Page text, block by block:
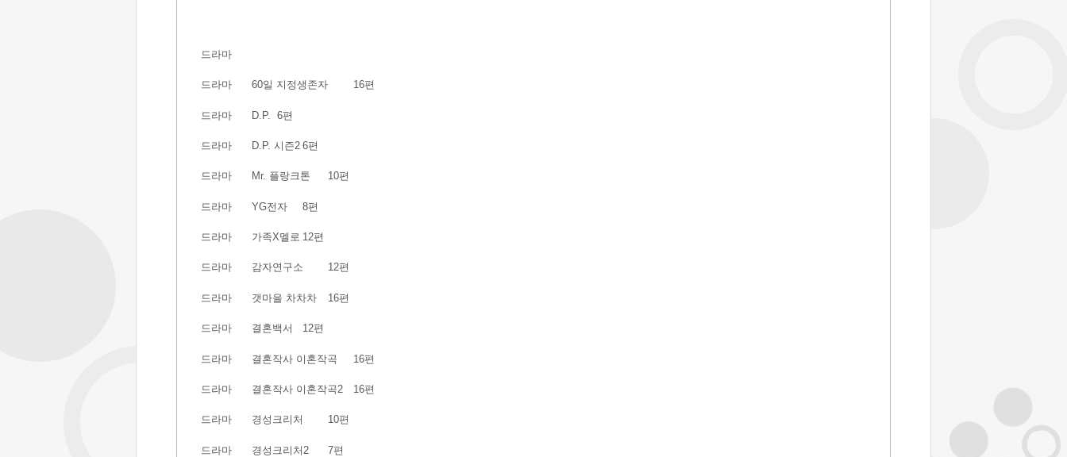
드라마
드라마 60일 지정생존자 16편
드라마 D.P. 6편
드라마 D.P. 시즌2 6편
드라마 Mr. 플랑크톤 10편
드라마 YG전자 8편
드라마 가족X멜로 12편
드라마 감자연구소 12편
드라마 갯마을 차차차 16편
드라마 결혼백서 12편
드라마 결혼작사 이혼작곡 16편
드라마 결혼작사 이혼작곡2 16편
드라마 경성크리처 10편
드라마 경성크리처2 7편